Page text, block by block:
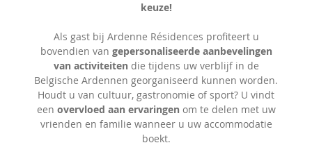
keuze!
Als gast bij Ardenne Résidences profiteert u
bovendien van gepersonaliseerde aanbevelingen
van activiteiten die tijdens uw verblijf in de
Belgische Ardennen georganiseerd kunnen worden.
Houdt u van cultuur, gastronomie of sport? U vindt
een overvloed aan ervaringen om te delen met uw
vrienden en familie wanneer u uw accommodatie
boekt.